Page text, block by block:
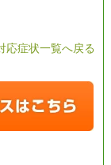
応症状一覧へ戻る